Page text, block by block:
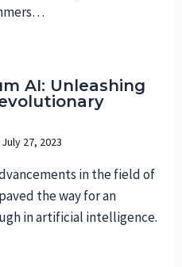
AI: Unleashing
July 27, 2023
in the field of
the way for an
in artificial intelligence.